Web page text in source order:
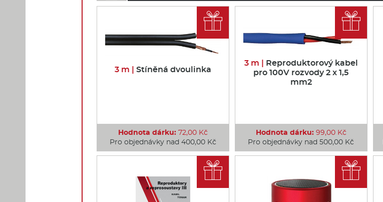
3 m | Stíněná dvoulinka
Hodnota dárku:72,00 Kč
Pro objednávky nad 400,00 Kč

3 m | Reproduktorový kabel
pro 100V rozvody 2 x 1,5
mm2
Hodnota dárku:99,00 Kč
Pro objednávky nad 500,00 Kč

 